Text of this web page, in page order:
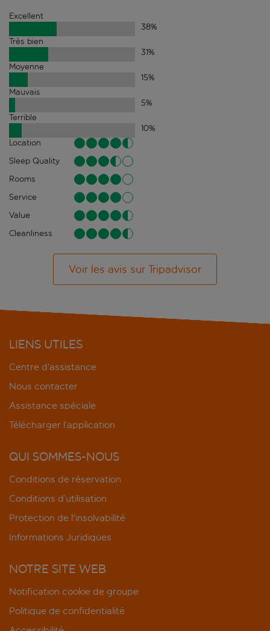
Excellent
38%
Très bien
31%
Moyenne
15%
Mauvais
5%
Terrible
10%
Location
Sleep Quality
Rooms
Service
Value
Cleanliness
Voir les avis sur Tripadvisor
LIENS UTILES
Centre d’assistance
Nous contacter
Assistance spéciale
Télécharger l’application
QUI SOMMES-NOUS
Conditions de réservation
Conditions d’utilisation
Protection de l'insolvabilité
Informations Juridiques
NOTRE SITE WEB
Notification cookie de groupe
Politique de confidentialité